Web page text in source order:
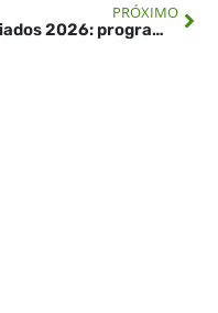
PRÓXIMO
Feriados 2026: programe sua viagem para Bonito MS e Pantanal Sul